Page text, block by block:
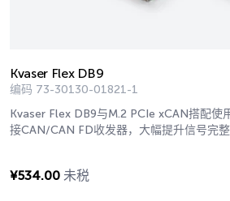
Kvaser Flex DB9
编码 73-30130-01821-1
Kvaser Flex DB9与M.2 PCIe xCAN搭配使
接CAN/CAN FD收发器，大幅提升信号完整
¥534.00 未税